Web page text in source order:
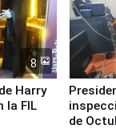
8
Harry
la FIL
Presidenta Keiko
de